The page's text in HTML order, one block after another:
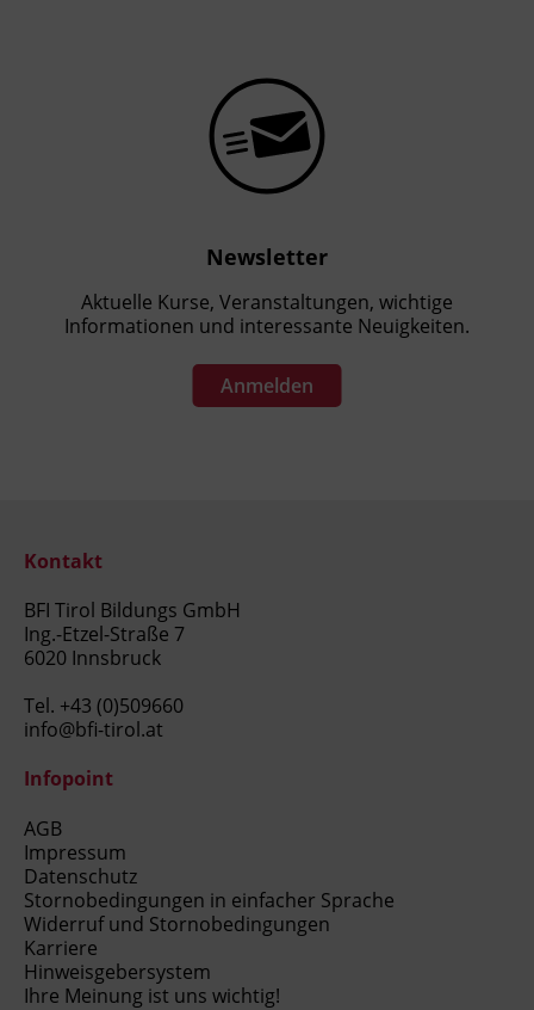
Newsletter
Aktuelle Kurse, Veranstaltungen, wichtige
Informationen und interessante Neuigkeiten.
Anmelden
Kontakt
BFI Tirol Bildungs GmbH
Ing.-Etzel-Straße 7
6020 Innsbruck
Tel. +43 (0)509660
info@bfi-tirol.at
Infopoint
AGB
Impressum
Datenschutz
Stornobedingungen in einfacher Sprache
Widerruf und Stornobedingungen
Karriere
Hinweisgebersystem
Ihre Meinung ist uns wichtig!